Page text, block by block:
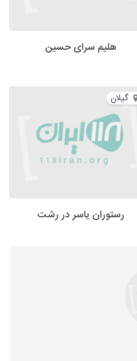
هلیم سرای حسین
گیلان
رستوران یاسر در رشت